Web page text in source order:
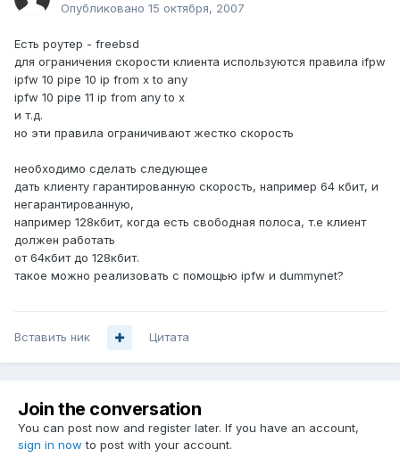
Опубликовано 15 октября, 2007
Есть роутер - freebsd
для ограничения скорости клиента используются правила ifpw
ipfw 10 pipe 10 ip from x to any
ipfw 10 pipe 11 ip from any to x
и т.д.
но эти правила ограничивают жестко скорость
необходимо сделать следующее
дать клиенту гарантированную скорость, например 64 кбит, и
негарантированную,
например 128кбит, когда есть свободная полоса, т.е клиент
должен работать
от 64кбит до 128кбит.
такое можно реализовать с помощью ipfw и dummynet?
Вставить ник Цитата
Join the conversation
You can post now and register later. If you have an account,
sign in now to post with your account.